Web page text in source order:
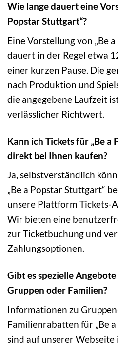
Wie lange dauert eine
Popstar Stuttgart“?
Eine Vorstellung von „Be
dauert in der Regel etwa
einer kurzen Pause. Die
nach Produktion und
die angegebene Laufzeit
verlässlicher Richtwert.
Kann ich Tickets für „Be a
direkt bei Ihnen kaufen?
Ja, selbstverständlich
„Be a Popstar Stuttgart“
unsere Plattform Tickets-
Wir bieten eine
zur Ticketbuchung und
Zahlungsoptionen.
Gibt es spezielle
Gruppen oder Familien?
Informationen zu
Familienrabatten für „Be
sind auf unserer